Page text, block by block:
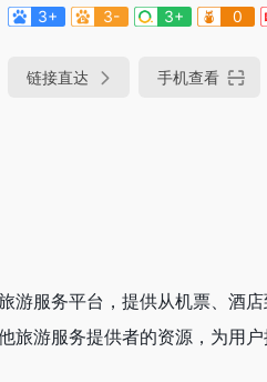
3+
3- 3+ 0
链接直达 手机查看
游服务平台，提供从机票、酒
旅游服务提供者的资源，为用户